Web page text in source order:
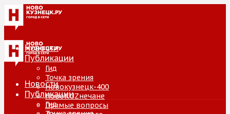
Новости
Публикации
Гид
Точка зрения
Новокузнецк-400
НовоKUZнечане
Прямые вопросы
Новости
Публикации
Гид